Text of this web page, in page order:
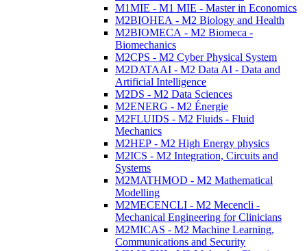
M1MIE - M1 MIE - Master in Economics
M2BIOHEA - M2 Biology and Health
M2BIOMECA - M2 Biomeca -
Biomechanics
M2CPS - M2 Cyber Physical System
M2DATAAI - M2 Data AI - Data and
Artificial Intelligence
M2DS - M2 Data Sciences
M2ENERG - M2 Énergie
M2FLUIDS - M2 Fluids - Fluid
Mechanics
M2HEP - M2 High Energy physics
M2ICS - M2 Integration, Circuits and
Systems
M2MATHMOD - M2 Mathematical
Modelling
M2MECENCLI - M2 Mecencli -
Mechanical Engineering for Clinicians
M2MICAS - M2 Machine Learning,
Communications and Security